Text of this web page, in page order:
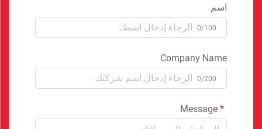
اسم
0/100
Company Name
0/200